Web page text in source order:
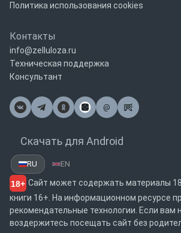
Политика использования cookies
Контакты
info@zelluloza.ru
Техническая поддержка
Консультант
@
Почта
Скачать для Android
RU EN
18+ Сайт может содержать материалы
книги 16+. На информационном ресурсе
рекомендательные технологии. Если вам
воздержитесь посещать сайт без